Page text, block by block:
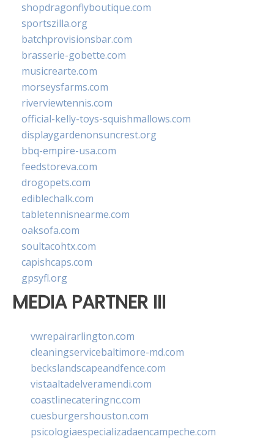
shopdragonflyboutique.com
sportszilla.org
batchprovisionsbar.com
brasserie-gobette.com
musicrearte.com
morseysfarms.com
riverviewtennis.com
official-kelly-toys-squishmallows.com
displaygardenonsuncrest.org
bbq-empire-usa.com
feedstoreva.com
drogopets.com
ediblechalk.com
tabletennisnearme.com
oaksofa.com
soultacohtx.com
capishcaps.com
gpsyfl.org
MEDIA PARTNER III
vwrepairarlington.com
cleaningservicebaltimore-md.com
beckslandscapeandfence.com
vistaaltadelveramendi.com
coastlinecateringnc.com
cuesburgershouston.com
psicologiaespecializadaencampeche.com